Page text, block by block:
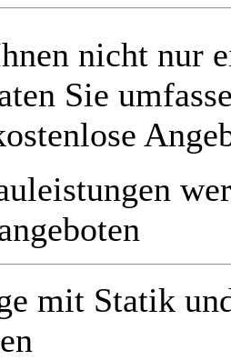
nicht nur
Sie
mit Statik